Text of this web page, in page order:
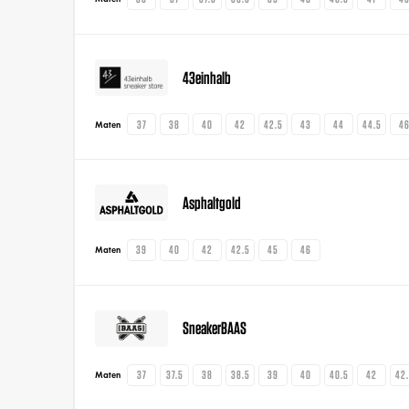
43einhalb
Maten 37 38 40 42 42.5 43 44 44.5 46
Asphaltgold
Maten 39 40 42 42.5 45 46
SneakerBAAS
Maten 37 37.5 38 38.5 39 40 40.5 42